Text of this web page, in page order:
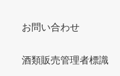
お問い合わせ
酒類販売管理者標識